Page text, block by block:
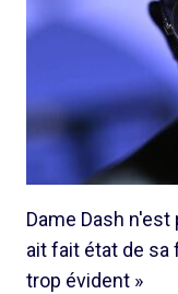
Dame Dash
ait fait état de sa
trop évident »